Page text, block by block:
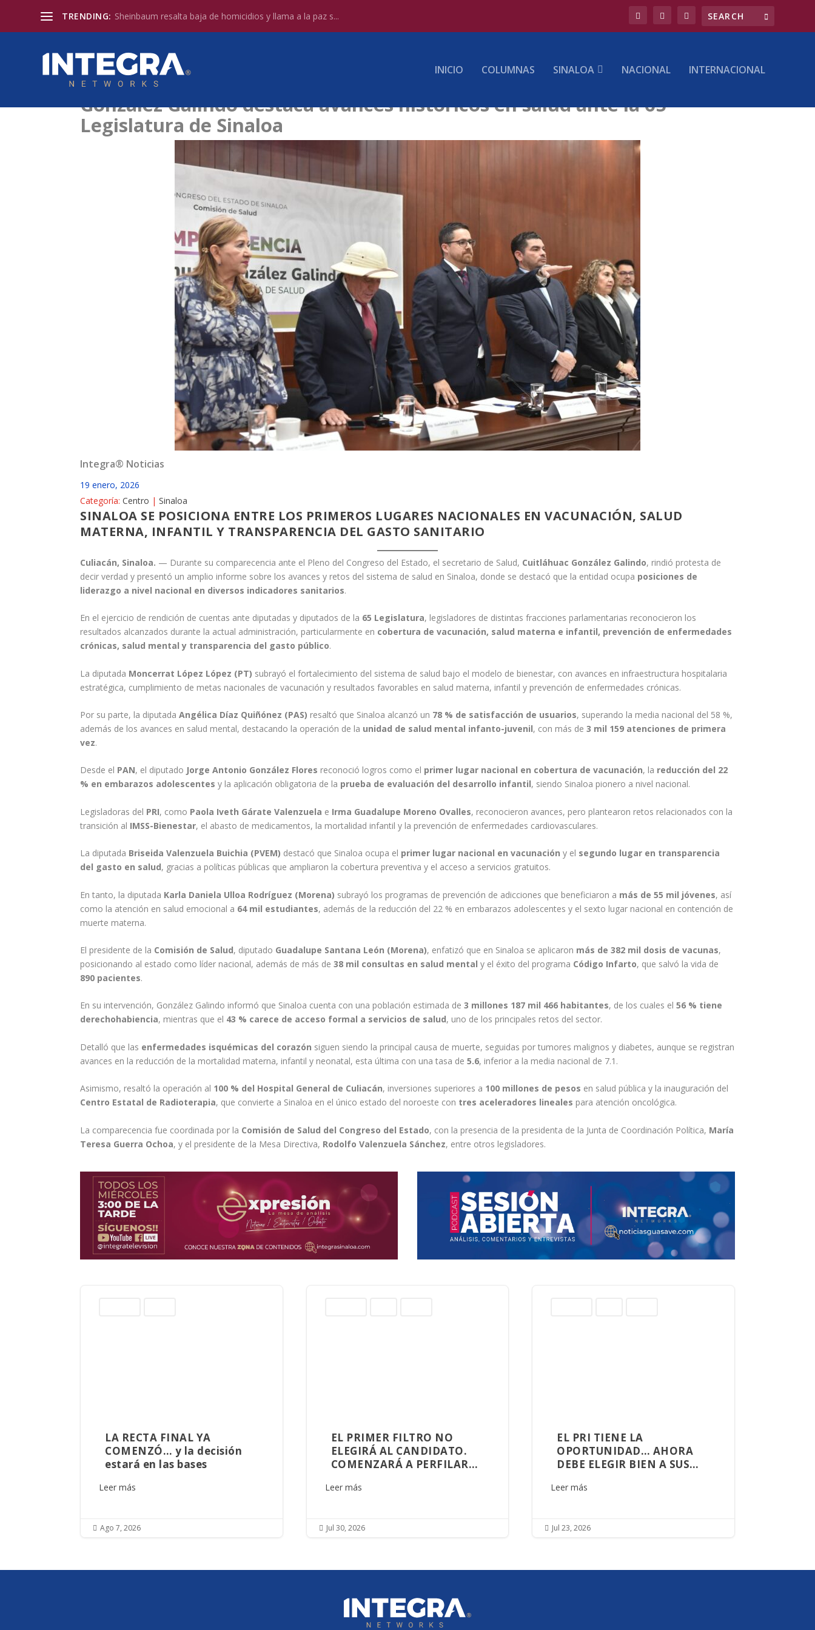
TRENDING: Sheinbaum resalta baja de homicidios y llama a la paz s...
INICIO COLUMNAS SINALOA NACIONAL INTERNACIONAL
González Galindo destaca avances históricos en salud ante la 65
Legislatura de Sinaloa
Integra® Noticias
19 enero, 2026
Categoría: Centro | Sinaloa
SINALOA SE POSICIONA ENTRE LOS PRIMEROS LUGARES NACIONALES EN VACUNACIÓN, SALUD
MATERNA, INFANTIL Y TRANSPARENCIA DEL GASTO SANITARIO
Culiacán, Sinaloa. — Durante su comparecencia ante el Pleno del Congreso del Estado, el secretario de Salud, Cuitláhuac González Galindo, rindió protesta de
decir verdad y presentó un amplio informe sobre los avances y retos del sistema de salud en Sinaloa, donde se destacó que la entidad ocupa posiciones de
liderazgo a nivel nacional en diversos indicadores sanitarios.
En el ejercicio de rendición de cuentas ante diputadas y diputados de la 65 Legislatura, legisladores de distintas fracciones parlamentarias reconocieron los
resultados alcanzados durante la actual administración, particularmente en cobertura de vacunación, salud materna e infantil, prevención de enfermedades
crónicas, salud mental y transparencia del gasto público.
La diputada Moncerrat López López (PT) subrayó el fortalecimiento del sistema de salud bajo el modelo de bienestar, con avances en infraestructura hospitalaria
estratégica, cumplimiento de metas nacionales de vacunación y resultados favorables en salud materna, infantil y prevención de enfermedades crónicas.
Por su parte, la diputada Angélica Díaz Quiñónez (PAS) resaltó que Sinaloa alcanzó un 78 % de satisfacción de usuarios, superando la media nacional del 58 %,
además de los avances en salud mental, destacando la operación de la unidad de salud mental infanto-juvenil, con más de 3 mil 159 atenciones de primera
vez.
Desde el PAN, el diputado Jorge Antonio González Flores reconoció logros como el primer lugar nacional en cobertura de vacunación, la reducción del 22
% en embarazos adolescentes y la aplicación obligatoria de la prueba de evaluación del desarrollo infantil, siendo Sinaloa pionero a nivel nacional.
Legisladoras del PRI, como Paola Iveth Gárate Valenzuela e Irma Guadalupe Moreno Ovalles, reconocieron avances, pero plantearon retos relacionados con la
transición al IMSS-Bienestar, el abasto de medicamentos, la mortalidad infantil y la prevención de enfermedades cardiovasculares.
La diputada Briseida Valenzuela Buichia (PVEM) destacó que Sinaloa ocupa el primer lugar nacional en vacunación y el segundo lugar en transparencia
del gasto en salud, gracias a políticas públicas que ampliaron la cobertura preventiva y el acceso a servicios gratuitos.
En tanto, la diputada Karla Daniela Ulloa Rodríguez (Morena) subrayó los programas de prevención de adicciones que beneficiaron a más de 55 mil jóvenes, así
como la atención en salud emocional a 64 mil estudiantes, además de la reducción del 22 % en embarazos adolescentes y el sexto lugar nacional en contención de
muerte materna.
El presidente de la Comisión de Salud, diputado Guadalupe Santana León (Morena), enfatizó que en Sinaloa se aplicaron más de 382 mil dosis de vacunas,
posicionando al estado como líder nacional, además de más de 38 mil consultas en salud mental y el éxito del programa Código Infarto, que salvó la vida de
890 pacientes.
En su intervención, González Galindo informó que Sinaloa cuenta con una población estimada de 3 millones 187 mil 466 habitantes, de los cuales el 56 % tiene
derechohabiencia, mientras que el 43 % carece de acceso formal a servicios de salud, uno de los principales retos del sector.
Detalló que las enfermedades isquémicas del corazón siguen siendo la principal causa de muerte, seguidas por tumores malignos y diabetes, aunque se registran
avances en la reducción de la mortalidad materna, infantil y neonatal, esta última con una tasa de 5.6, inferior a la media nacional de 7.1.
Asimismo, resaltó la operación al 100 % del Hospital General de Culiacán, inversiones superiores a 100 millones de pesos en salud pública y la inauguración del
Centro Estatal de Radioterapia, que convierte a Sinaloa en el único estado del noroeste con tres aceleradores lineales para atención oncológica.
La comparecencia fue coordinada por la Comisión de Salud del Congreso del Estado, con la presencia de la presidenta de la Junta de Coordinación Política, María
Teresa Guerra Ochoa, y el presidente de la Mesa Directiva, Rodolfo Valenzuela Sánchez, entre otros legisladores.
LA RECTA FINAL YA
COMENZÓ… y la decisión
estará en las bases
Leer más
 Ago 7, 2026
EL PRIMER FILTRO NO
ELEGIRÁ AL CANDIDATO.
COMENZARÁ A PERFILAR
SINALOA
Leer más
 Jul 30, 2026
EL PRI TIENE LA
OPORTUNIDAD… AHORA
DEBE ELEGIR BIEN A SUS
Leer más
 Jul 23, 2026